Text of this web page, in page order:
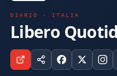
DIARIO · ITALIA
Libero